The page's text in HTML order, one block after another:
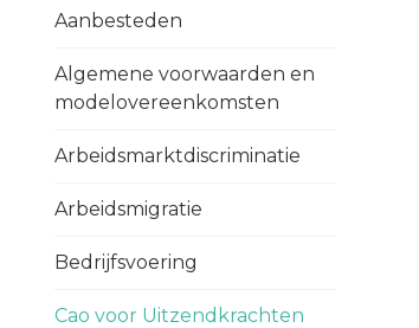
Aanbesteden
Algemene voorwaarden en
modelovereenkomsten
Arbeidsmarktdiscriminatie
Arbeidsmigratie
Bedrijfsvoering
Cao voor Uitzendkrachten